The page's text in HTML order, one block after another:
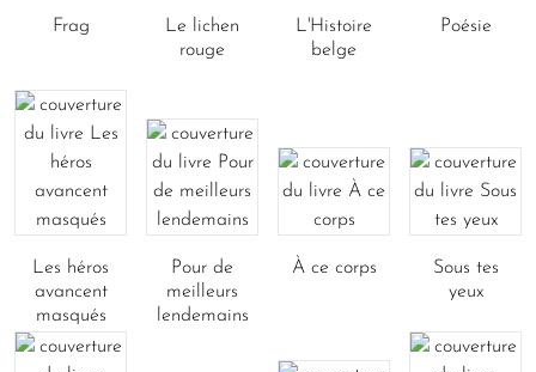
Frag
Le lichen
rouge
L'Histoire
belge
Poésie
Les héros
avancent
masqués
Pour de
meilleurs
lendemains
À ce corps
Sous tes
yeux